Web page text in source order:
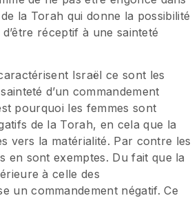
la Torah qui donne la possibilité
réceptif à une sainteté
Israël ce sont les
d’un commandement
pourquoi les femmes sont
de la Torah, en cela que la
vers la matérialité. Par contre les
en sont exemptes. Du fait que la
à celle des
un commandement négatif. Ce